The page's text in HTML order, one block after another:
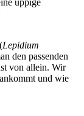
Lepidium
den passenden
von allein. Wir
und wie